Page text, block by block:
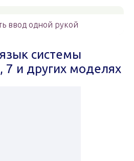
ввод одной рукой
системы
7 и других моделях